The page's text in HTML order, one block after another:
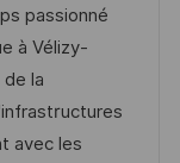
passionné
à Vélizy-
la
avec les